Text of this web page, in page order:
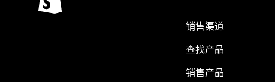
销售渠道
查找产品
销售产品